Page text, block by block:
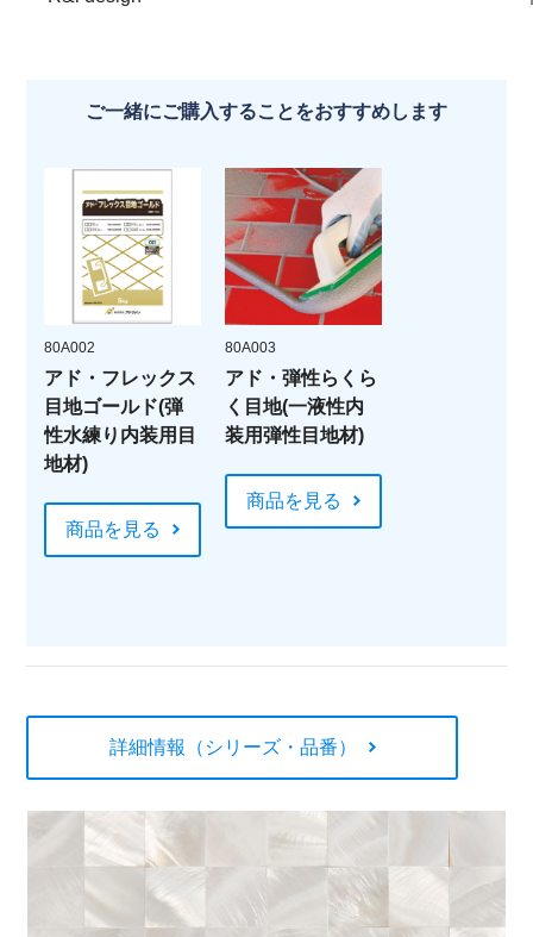
ご一緒にご購入することをおすすめします
80A002
アド・フレックス
目地ゴールド(弾
性水練り内装用目
地材)
商品を見る
80A003
アド・弾性らくら
く目地(一液性内
装用弾性目地材)
商品を見る
詳細情報（シリーズ・品番）